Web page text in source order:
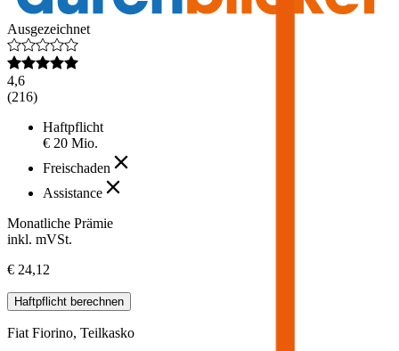
Ausgezeichnet
4,6
(216)
Haftpflicht
€ 20 Mio.
Freischaden
Assistance
Monatliche Prämie
inkl. mVSt.
€ 24,12
Haftpflicht berechnen
FiatFiorino, Teilkasko